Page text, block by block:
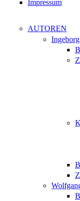
Impressum
AUTOREN